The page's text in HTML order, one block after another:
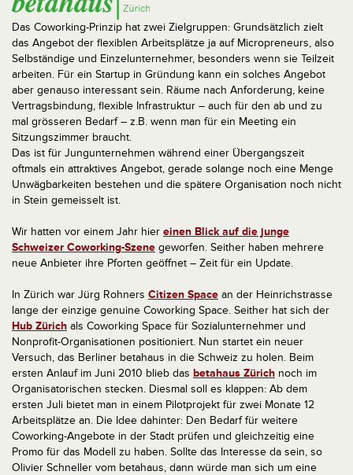
Das Coworking-Prinzip hat zwei Zielgruppen: Grundsätzlich zielt
das Angebot der flexiblen Arbeitsplätze ja auf Micropreneurs, also
Selbständige und Einzelunternehmer, besonders wenn sie Teilzeit
arbeiten. Für ein Startup in Gründung kann ein solches Angebot
aber genauso interessant sein. Räume nach Anforderung, keine
Vertragsbindung, flexible Infrastruktur – auch für den ab und zu
mal grösseren Bedarf – z.B. wenn man für ein Meeting ein
Sitzungszimmer braucht.
Das ist für Jungunternehmen während einer Übergangszeit
oftmals ein attraktives Angebot, gerade solange noch eine Menge
Unwägbarkeiten bestehen und die spätere Organisation noch nicht
in Stein gemeisselt ist.
Wir hatten vor einem Jahr hier einen Blick auf die junge
Schweizer Coworking-Szene geworfen. Seither haben mehrere
neue Anbieter ihre Pforten geöffnet – Zeit für ein Update.
In Zürich war Jürg Rohners Citizen Space an der Heinrichstrasse
lange der einzige genuine Coworking Space. Seither hat sich der
Hub Zürich als Coworking Space für Sozialunternehmer und
Nonprofit-Organisationen positioniert. Nun startet ein neuer
Versuch, das Berliner betahaus in die Schweiz zu holen. Beim
ersten Anlauf im Juni 2010 blieb das betahaus Zürich noch im
Organisatorischen stecken. Diesmal soll es klappen: Ab dem
ersten Juli bietet man in einem Pilotprojekt für zwei Monate 12
Arbeitsplätze an. Die Idee dahinter: Den Bedarf für weitere
Coworking-Angebote in der Stadt prüfen und gleichzeitig eine
Promo für das Modell zu haben. Sollte das Interesse da sein, so
Olivier Schneller vom betahaus, dann würde man sich um eine